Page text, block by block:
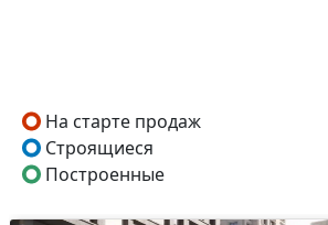
На старте продаж
Строящиеся
Построенные